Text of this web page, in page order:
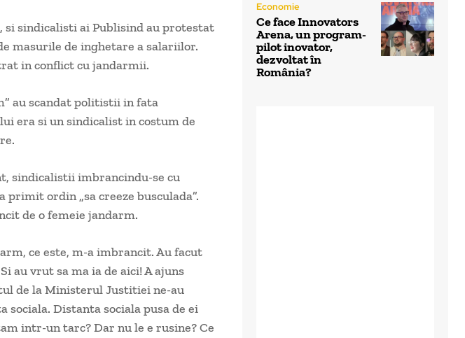
sindicalisti ai Publisind au protestat
masurile de inghetare a salariilor.
in conflict cu jandarmii.
au scandat politistii in fata
era si un sindicalist in costum de
sindicalistii imbrancindu-se cu
ordin „sa creeze busculada”.
de o femeie jandarm.
ce este, m-a imbrancit. Au facut
au vrut sa ma ia de aici! A ajuns
de la Ministerul Justitiei ne-au
Distanta sociala pusa de ei
intr-un tarc? Dar nu le e rusine? Ce
Economie
Ce face Innovators
Arena, un program-
pilot inovator,
dezvoltat în
România?